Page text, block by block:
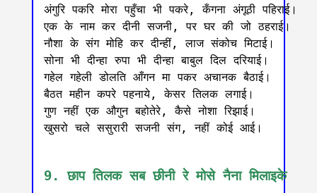
अंगुरि पकरि मोरा पहुँचा भी पकरे, कँगना अंगूठी पहिराई।
एक के नाम कर दीनी सजनी, पर घर की जो ठहराई।
नौशा के संग मोहि कर दीन्हीं, लाज संकोच मिटाई।
सोना भी दीन्हा रुपा भी दीन्हा बाबुल दिल दरियाई।
गहेल गहेली डोलति आँगन मा पकर अचानक बैठाई।
बैठत महीन कपरे पहनाये, केसर तिलक लगाई।
गुण नहीं एक औगुन बहोतेरे, कैसे नोशा रिझाई।
खुसरो चले ससुरारी सजनी संग, नहीं कोई आई।
9. छाप तिलक सब छीनी रे मोसे नैना मिलाइके